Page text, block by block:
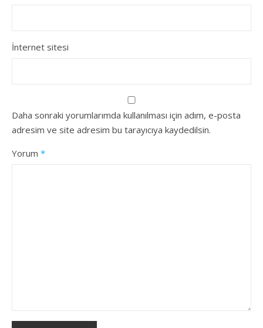
İnternet sitesi
Daha sonraki yorumlarımda kullanılması için adım, e-posta
adresim ve site adresim bu tarayıcıya kaydedilsin.
Yorum *